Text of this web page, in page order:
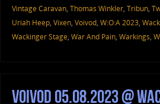
Vintage Caravan, Thomas Winkler, Tribun,
Uriah Heep, Vixen, Voivod, W:O:A 2023,
Wackinger Stage, War And Pain, Warkings,
Voivod 05.08.2023 @